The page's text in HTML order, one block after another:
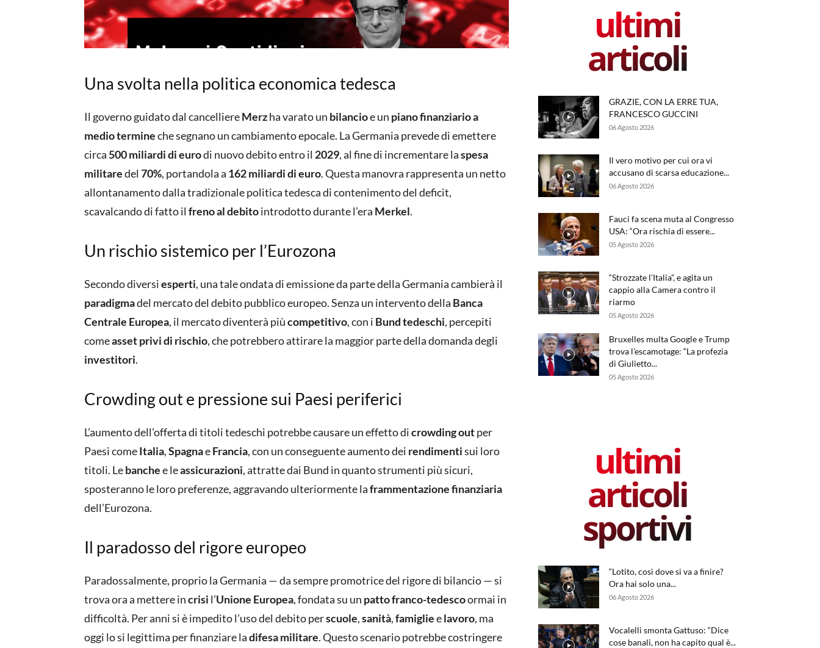
Una svolta nella politica economica tedesca
Il governo guidato dal cancelliereMerzha varato un bilancioe un piano finanziario a
medio termineche segnano un cambiamento epocale. La Germania prevede di emettere
circa 500 miliardi di eurodi nuovo debito entro il 2029, al fine di incrementare laspesa
militaredel 70%, portandola a 162 miliardi di euro. Questa manovra rappresenta un netto
allontanamento dalla tradizionale politica tedesca di contenimento del deficit,
scavalcando di fatto il freno al debitointrodotto durante l’era Merkel.
Un rischio sistemico per l’Eurozona
Secondo diversiesperti, una tale ondata di emissione da parte della Germania cambierà il
paradigmadel mercato del debito pubblico europeo. Senza un intervento della Banca
Centrale Europea, il mercato diventerà piùcompetitivo, con i Bund tedeschi, percepiti
comeasset privi di rischio, che potrebbero attirare la maggior parte della domanda degli
investitori.
Crowding out e pressione sui Paesi periferici
L’aumento dell’offerta di titoli tedeschi potrebbe causare un effetto dicrowding outper
Paesi comeItalia,SpagnaeFrancia, con un conseguente aumento dei rendimentisui loro
titoli. Lebanchee leassicurazioni, attratte dai Bund in quanto strumenti più sicuri,
sposteranno le loro preferenze, aggravando ulteriormente laframmentazione finanziaria
dell’Eurozona.
Il paradosso del rigore europeo
Paradossalmente, proprio la Germania — da sempre promotrice del rigore di bilancio — si
trova ora a mettere incrisi l’Unione Europea, fondata su un patto franco-tedescoormai in
difficoltà. Per anni si è impedito l’uso del debito perscuole,sanità,famiglieelavoro, ma
oggi lo si legittima per finanziare ladifesa militare. Questo scenario potrebbe costringere
ultimi
articoli
GRAZIE, CON LA ERRE TUA,
FRANCESCO GUCCINI
06 Agosto 2026
Il vero motivo per cui ora vi
accusano di scarsa educazione...
06 Agosto 2026
Fauci fa scena muta al Congresso
USA: “Ora rischia di essere...
05 Agosto 2026
“Strozzate l’Italia”, e agita un
cappio alla Camera contro il
riarmo
05 Agosto 2026
Bruxelles multa Google e Trump
trova l’escamotage: “La profezia
di Giulietto...
05 Agosto 2026
ultimi
articoli
sportivi
“Lotito, così dove si va a finire?
Ora hai solo una...
06 Agosto 2026
Vocalelli smonta Gattuso: “Dice
cose banali, non ha capito qual è...